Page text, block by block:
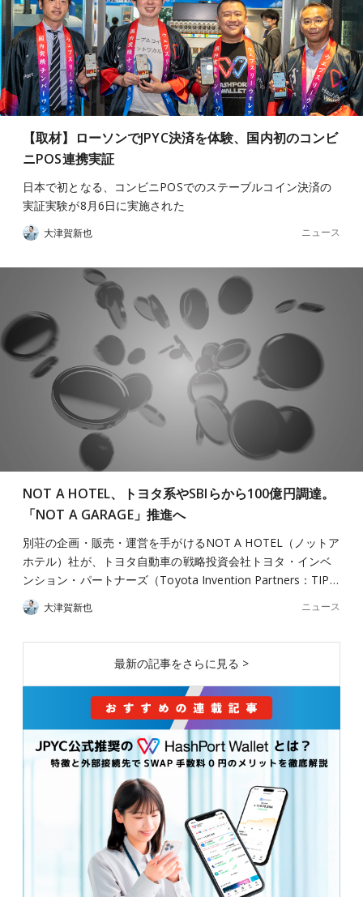
【取材】ローソンでJPYC決済を体験、国内初のコンビ
ニPOS連携実証
日本で初となる、コンビニPOSでのステーブルコイン決済の
実証実験が8月6日に実施された
大津賀新也 ニュース
NOT A HOTEL、トヨタ系やSBIらから100億円調達。
「NOT A GARAGE」推進へ
別荘の企画・販売・運営を手がけるNOT A HOTEL（ノットア
ホテル）社が、トヨタ自動車の戦略投資会社トヨタ・インベ
ンション・パートナーズ（Toyota Invention Partners：TIP…
大津賀新也 ニュース
最新の記事をさらに見る >